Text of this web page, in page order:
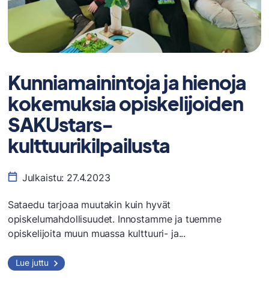
Kunniamainintoja ja hienoja
kokemuksia opiskelijoiden
SAKUstars-
kulttuurikilpailusta
Julkaistu: 27.4.2023
​Sataedu tarjoaa muutakin kuin hyvät
opiskelumahdollisuudet. Innostamme ja tuemme
opiskelijoita muun muassa kulttuuri- ja...
Lue juttu Kunniamainintoja
ja